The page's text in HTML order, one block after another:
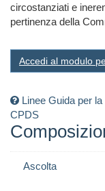
circostanziati e
pertinenza della
Accedi al modulo
Linee Guida per
CPDS
Ascolta